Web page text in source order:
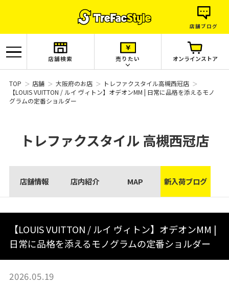
店舗ブログ
店舗検索 売りたい オンラインストア
TOP 店舗 大阪府のお店
トレファクスタイル高槻西冠店
【LOUIS VUITTON / ルイ ヴィトン】オデオンMM | 日常に品格を添えるモノ
グラムの定番ショルダー
トレファクスタイル 高槻西冠店
店舗情報 店内紹介 MAP 新入荷ブログ
【LOUIS VUITTON / ルイ ヴィトン】オデオンMM |
日常に品格を添えるモノグラムの定番ショルダー
2026.05.19